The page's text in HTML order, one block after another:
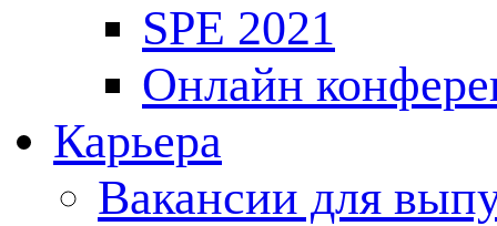
SPE 2021
Онлайн
Карьера
Вакансии для